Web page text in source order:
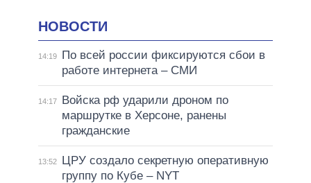
НОВОСТИ
14:19
По всей россии фиксируются сбои в
работе интернета – СМИ
14:17
Войска рф ударили дроном по
маршрутке в Херсоне, ранены
гражданские
13:52
ЦРУ создало секретную оперативную
группу по Кубе – NYT